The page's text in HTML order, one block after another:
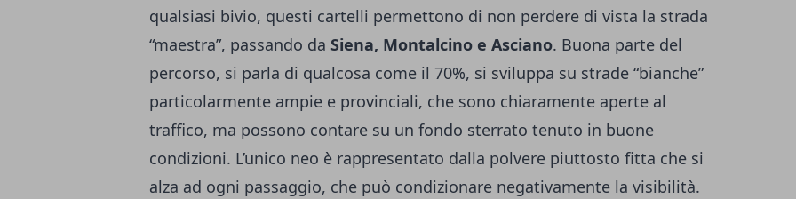
qualsiasi bivio, questi cartelli permettono di non perdere di vista la strada
“maestra”, passando da Siena, Montalcino e Asciano. Buona parte del
percorso, si parla di qualcosa come il 70%, si sviluppa su strade “bianche”
particolarmente ampie e provinciali, che sono chiaramente aperte al
traffico, ma possono contare su un fondo sterrato tenuto in buone
condizioni. L’unico neo è rappresentato dalla polvere piuttosto fitta che si
alza ad ogni passaggio, che può condizionare negativamente la visibilità.